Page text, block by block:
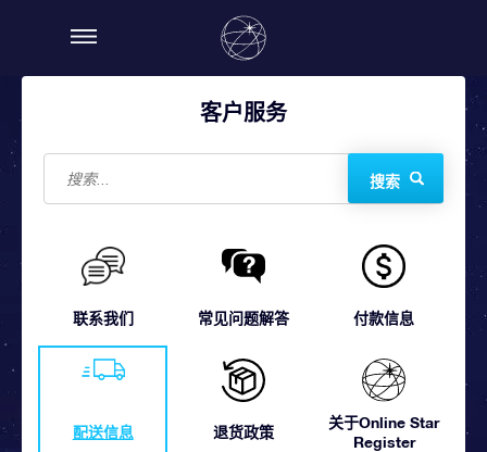
客户服务
搜索
联系我们 常见问题解答 付款信息
配送信息 退货政策
关于Online Star
Register